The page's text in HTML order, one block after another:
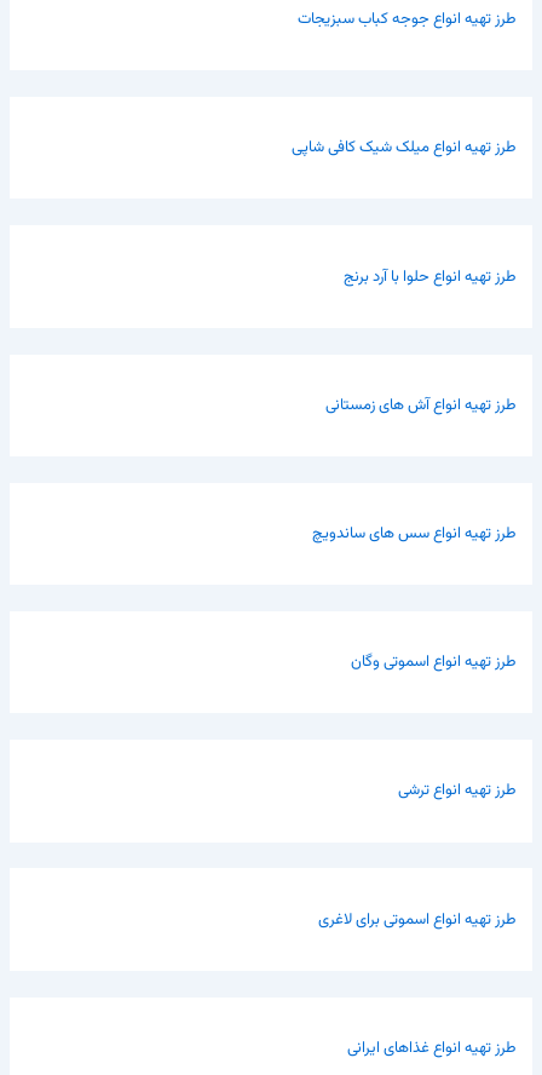
طرز تهیه انواع جوجه کباب سبزیجات
طرز تهیه انواع میلک شیک کافی شاپی
طرز تهیه انواع حلوا با آرد برنج
طرز تهیه انواع آش های زمستانی
طرز تهیه انواع سس های ساندویچ
طرز تهیه انواع اسموتی وگان
طرز تهیه انواع ترشی
طرز تهیه انواع اسموتی برای لاغری
طرز تهیه انواع غذاهای ایرانی